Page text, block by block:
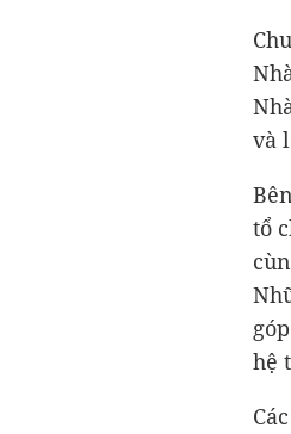
và
tổ
hệ